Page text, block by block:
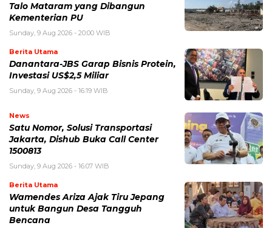
Talo Mataram yang Dibangun
Kementerian PU
Sunday, 9 Aug 2026 - 20:00 WIB
Berita Utama
Danantara-JBS Garap Bisnis Protein,
Investasi US$2,5 Miliar
Sunday, 9 Aug 2026 - 16:19 WIB
News
Satu Nomor, Solusi Transportasi
Jakarta, Dishub Buka Call Center
1500813
Sunday, 9 Aug 2026 - 16:07 WIB
Berita Utama
Wamendes Ariza Ajak Tiru Jepang
untuk Bangun Desa Tangguh
Bencana